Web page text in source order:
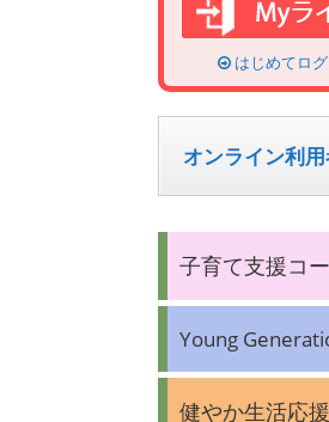
はじめてロ
オンライン利
子育て支援コ
Young
健やか生活応